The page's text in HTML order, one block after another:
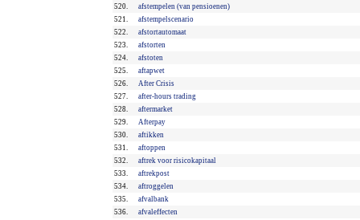
520.
afstempelen (van pensioenen)
521.
afstempelscenario
522.
afstortautomaat
523.
afstorten
524.
afstoten
525.
aftapwet
526.
After Crisis
527.
after-hours trading
528.
aftermarket
529.
Afterpay
530.
aftikken
531.
aftoppen
532.
aftrek voor risicokapitaal
533.
aftrekpost
534.
aftroggelen
535.
afvalbank
536.
afvaleffecten